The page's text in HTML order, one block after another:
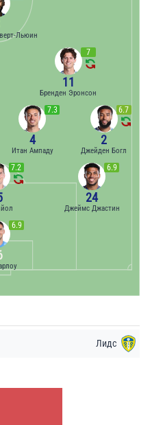
6.9
7.2 6.9
24
Джеймс Джастин
7.3
4
Итан Ампаду
6.7
2
Джейден Богл
7
11
Бренден Эронсон
Льюин
Лидс